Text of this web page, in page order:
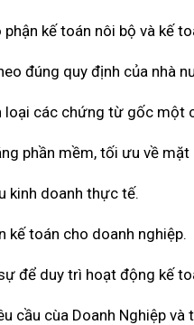
kế toán nôi bộ và kế
đúng quy định của nhà
loại các chứng từ gốc một
phần mềm, tối ưu về
kinh doanh thực tế.
kế toán cho doanh nghiệp.
để duy trì hoạt động kế
cầu cùa Doanh Nghiệp và